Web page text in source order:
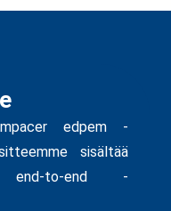
edpem -
sisältää
end-to-end -